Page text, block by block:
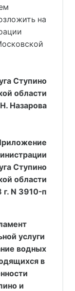
на
Ступино
области
Назарова
Ступино
области
г. N 3910-п
услуги
водных
в
и